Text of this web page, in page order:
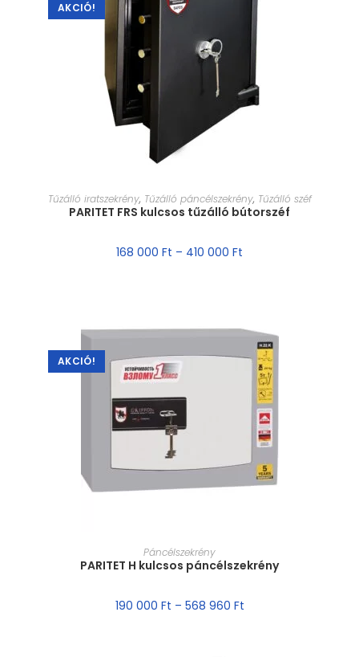
AKCIÓ!
MÉRET VÁLASZTÁSA
Tűzálló iratszekrény, Tűzálló páncélszekrény, Tűzálló széf
PARITET FRS kulcsos tűzálló bútorszéf
168 000 Ft – 410 000 Ft
AKCIÓ!
MÉRET VÁLASZTÁSA
Páncélszekrény
PARITET H kulcsos páncélszekrény
190 000 Ft – 568 960 Ft